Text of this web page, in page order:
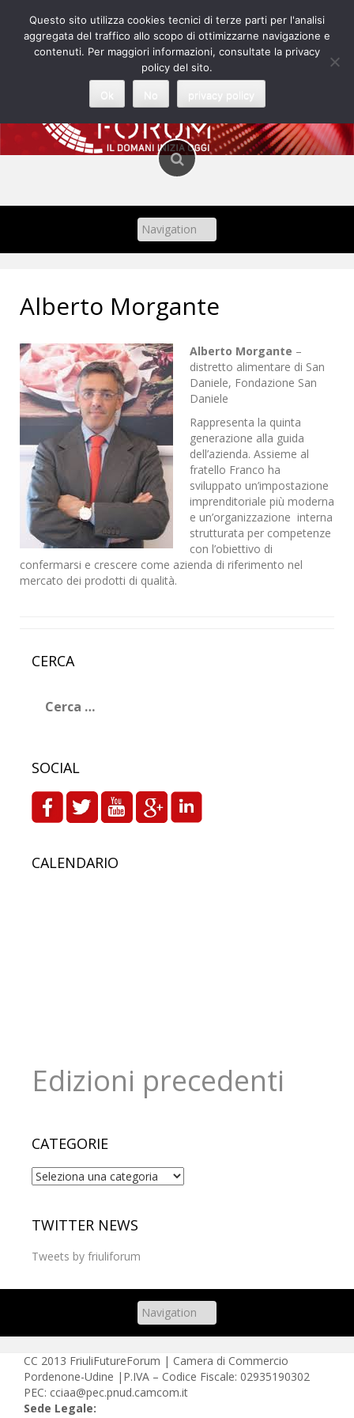
content
Alberto Morgante
Alberto Morgante –
distretto alimentare di San
Daniele, Fondazione San
Daniele
Rappresenta la quinta
generazione alla guida
dell’azienda. Assieme al
fratello Franco ha
sviluppato un’impostazione
imprenditoriale più moderna
e un’organizzazione interna
strutturata per competenze
con l’obiettivo di
confermarsi e crescere come azienda di riferimento nel
mercato dei prodotti di qualità.
CERCA
per:
SOCIAL
CALENDARIO
Edizioni precedenti
CATEGORIE
Categorie
TWITTER NEWS
Tweets by friuliforum
CC 2013 FriuliFutureForum | Camera di Commercio
Pordenone-Udine |P.IVA – Codice Fiscale: 02935190302
PEC: cciaa@pec.pnud.camcom.it
Sede Legale:
Questo sito utilizza cookies tecnici di terze parti per l'analisi
aggregata del traffico allo scopo di ottimizzarne navigazione e
contenuti. Per maggiori informazioni, consultate la privacy
policy del sito.